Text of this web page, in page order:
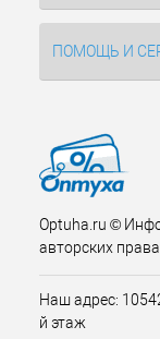
ПОМОЩЬ И
Optuha.ru ©
авторских
Наш адрес:
й этаж